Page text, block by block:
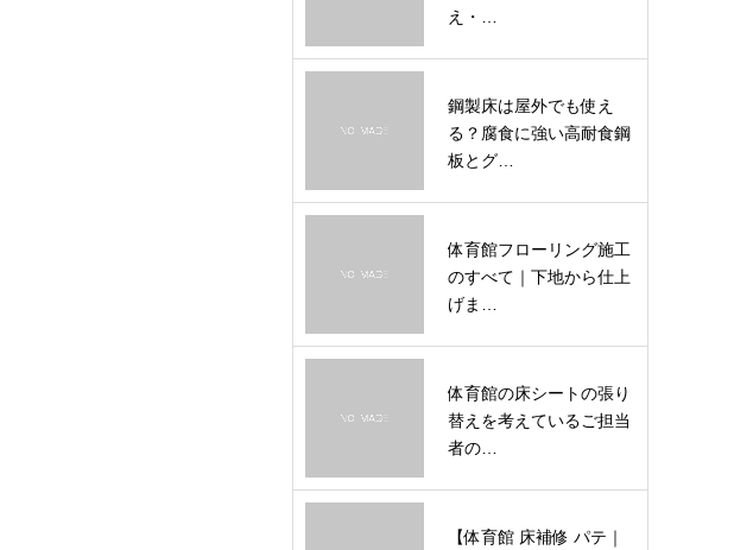
え・…
鋼製床は屋外でも使え
る？腐食に強い高耐食鋼
板とグ…
体育館フローリング施工
のすべて｜下地から仕上
げま…
体育館の床シートの張り
替えを考えているご担当
者の…
【体育館 床補修 パテ｜